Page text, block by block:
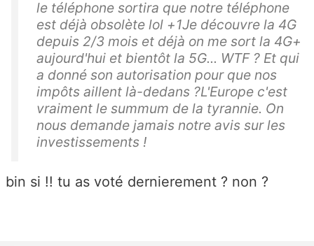
le téléphone sortira que notre téléphone
est déjà obsolète lol +1Je découvre la 4G
depuis 2/3 mois et déjà on me sort la 4G+
aujourd'hui et bientôt la 5G... WTF ? Et qui
a donné son autorisation pour que nos
impôts aillent là-dedans ?L'Europe c'est
vraiment le summum de la tyrannie. On
nous demande jamais notre avis sur les
investissements !
bin si !! tu as voté dernierement ? non ?